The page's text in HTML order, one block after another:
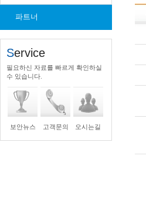
파트너
Service
필요하신 자료를 빠르게 확인하실
수 있습니다.
보안뉴스 고객문의 오시는길